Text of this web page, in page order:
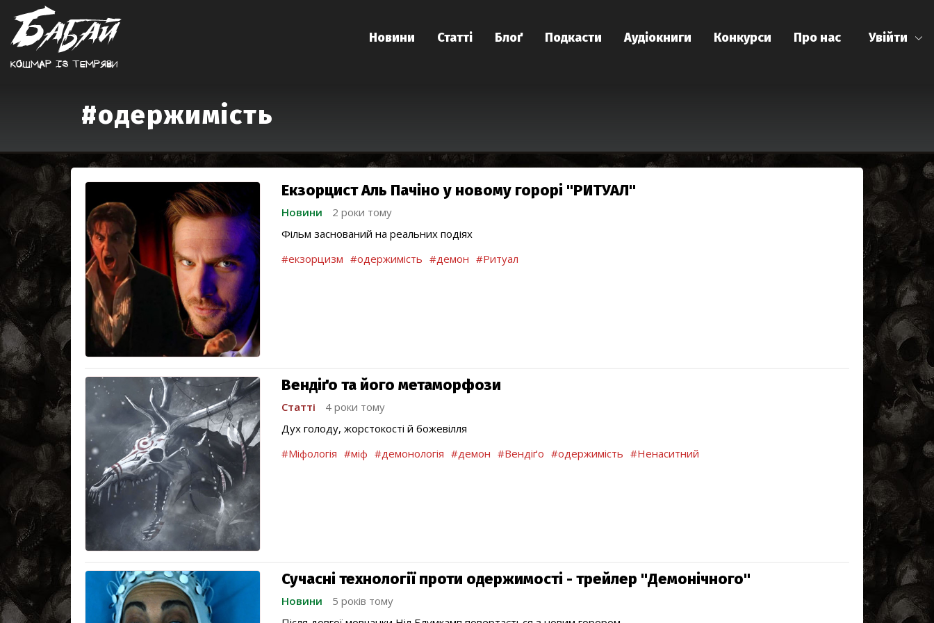
Кошмар iз темряви
Увійти
Новини Статті Блоґ Подкасти Аудіокниги Конкурси Про нас
#одержимість
Екзорцист Аль Пачіно у новому горорі "РИТУАЛ"
Новини
2 роки тому
Фільм заснований на реальних подіях
#екзорцизм #одержимість #демон #Ритуал
Вендіґо та його метаморфози
Статті
4 роки тому
Дух голоду, жорстокості й божевілля
#Міфологія #міф #демонологія #демон #Вендіґо #одержимість #Ненаситний
Сучасні технології проти одержимості - трейлер "Демонічного"
Новини
5 років тому